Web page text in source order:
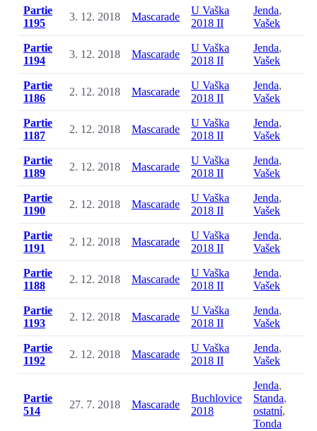
Partie
1195
3. 12. 2018 Mascarade
U Vaška
2018 II
Jenda,
Vašek
Partie
1194
3. 12. 2018 Mascarade
U Vaška
2018 II
Jenda,
Vašek
Partie
1186
2. 12. 2018 Mascarade
U Vaška
2018 II
Jenda,
Vašek
Partie
1187
2. 12. 2018 Mascarade
U Vaška
2018 II
Jenda,
Vašek
Partie
1189
2. 12. 2018 Mascarade
U Vaška
2018 II
Jenda,
Vašek
Partie
1190
2. 12. 2018 Mascarade
U Vaška
2018 II
Jenda,
Vašek
Partie
1191
2. 12. 2018 Mascarade
U Vaška
2018 II
Jenda,
Vašek
Partie
1188
2. 12. 2018 Mascarade
U Vaška
2018 II
Jenda,
Vašek
Partie
1193
2. 12. 2018 Mascarade
U Vaška
2018 II
Jenda,
Vašek
Partie
1192
2. 12. 2018 Mascarade
U Vaška
2018 II
Jenda,
Vašek
Partie
514
27. 7. 2018 Mascarade
Buchlovice
2018
Jenda,
Standa,
ostatní,
Tonda